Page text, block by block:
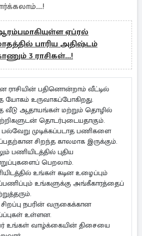
ஏப்ரல்
பாரிய அதிஷ்டம்
3 ராசிகள்...!
ராசியின் பதினொன்றாம் வீட்டில்
யோகம் உருவாகப்போகிறது.
வீடு ஆதாயங்கள் மற்றும் தொழில்
தொடர்புடையதாகும்.
பல்வேறு முடிக்கப்படாத பணிகளை
சிறந்த காலமாக இருக்கும்.
பணியிடத்தில் புதிய
பெறலாம்.
உங்கள் கடின உழைப்பும்
உங்களுக்கு அங்கீகாரத்தைப்
நபரின் வருகைக்கான
உள்ளன.
உங்கள் வாழ்க்கையின் திசையை